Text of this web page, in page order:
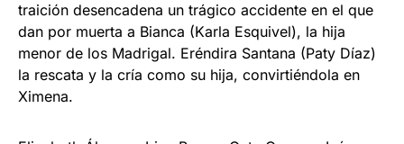
traición desencadena un trágico accidente en el que
dan por muerta a Bianca (Karla Esquivel), la hija
menor de los Madrigal. Eréndira Santana (Paty Díaz)
la rescata y la cría como su hija, convirtiéndola en
Ximena.